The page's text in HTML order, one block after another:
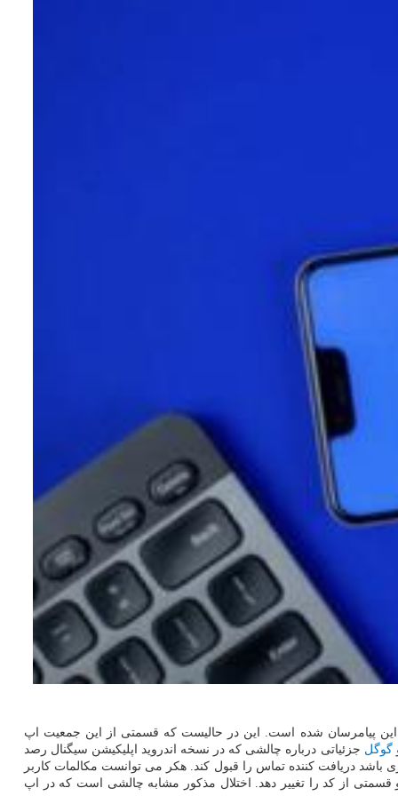
این پیامرسان شده است. این در حالیست که قسمتی از این جمعیت اپ
گوگل جزئیاتی درباره چالشی که در نسخه اندروید اپلیکیشن سیگنال رصد
باشد دریافت کننده تماس را قبول کند. هکر می توانست مکالمات کاربر
قسمتی از کد را تغییر دهد. اختلال مذکور مشابه چالشی است که در اپ